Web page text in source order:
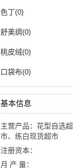
色丁(0)
舒美绸(0)
桃皮绒(0)
口袋布(0)
基本信息
主营产品：花型自选超
市、练白现货超市
注册资本：
月 产 量：